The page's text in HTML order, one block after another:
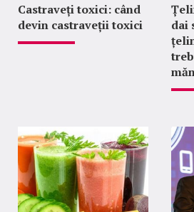
Castraveți toxici: când
devin castraveții toxici
dai